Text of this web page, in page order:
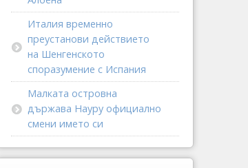
Италия временно
преустанови действието
на Шенгенското
споразумение с Испания
Малката островна
държава Науру официално
смени името си